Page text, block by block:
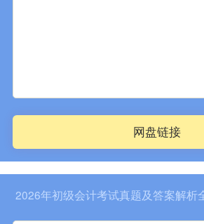
网盘链接
2026年初级会计考试真题及答案解析